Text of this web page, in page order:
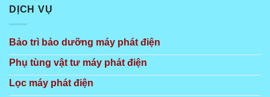
DỊCH VỤ
Bảo trì bảo dưỡng máy phát điện
Phụ tùng vật tư máy phát điện
Lọc máy phát điện